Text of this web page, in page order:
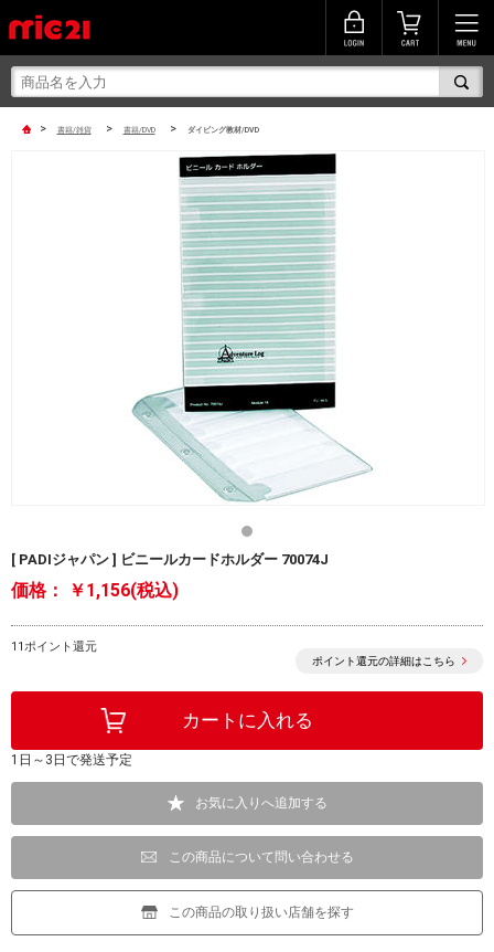
> 書籍/雑貨 > 書籍/DVD > ダイビング教材/DVD
[ PADIジャパン ] ビニールカードホルダー 70074J
価格： ￥1,156(税込)
11ポイント還元
ポイント還元の詳細はこちら
1日～3日で発送予定
お気に入りへ追加する
この商品について問い合わせる
この商品の取り扱い店舗を探す